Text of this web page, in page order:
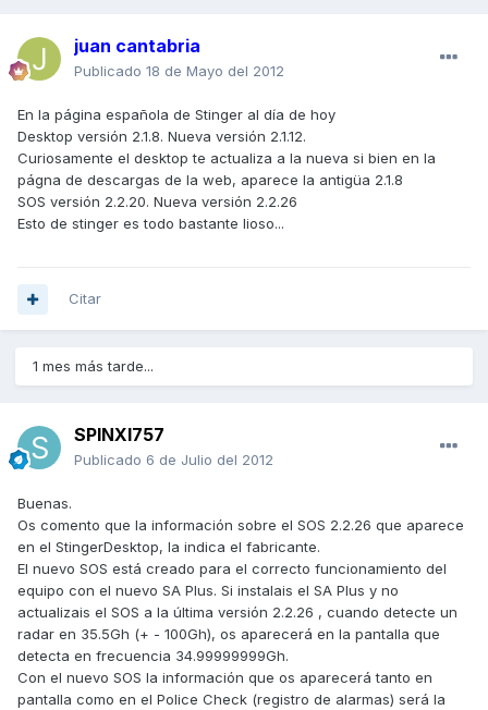
juan cantabria
Publicado 18 de Mayo del 2012
En la página española de Stinger al día de hoy
Desktop versión 2.1.8. Nueva versión 2.1.12.
Curiosamente el desktop te actualiza a la nueva si bien en la
págna de descargas de la web, aparece la antigüa 2.1.8
SOS versión 2.2.20. Nueva versión 2.2.26
Esto de stinger es todo bastante lioso...
Citar
1 mes más tarde...
SPINXI757
Publicado 6 de Julio del 2012
Buenas.
Os comento que la información sobre el SOS 2.2.26 que aparece
en el StingerDesktop, la indica el fabricante.
El nuevo SOS está creado para el correcto funcionamiento del
equipo con el nuevo SA Plus. Si instalais el SA Plus y no
actualizais el SOS a la última versión 2.2.26 , cuando detecte un
radar en 35.5Gh (+ - 100Gh), os aparecerá en la pantalla que
detecta en frecuencia 34.99999999Gh.
Con el nuevo SOS la información que os aparecerá tanto en
pantalla como en el Police Check (registro de alarmas) será la